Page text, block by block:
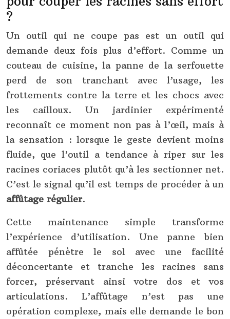
?
Un outil qui ne coupe pas est un outil qui
demande deux fois plus d’effort. Comme un
couteau de cuisine, la panne de la serfouette
perd de son tranchant avec l’usage, les
frottements contre la terre et les chocs avec
les cailloux. Un jardinier expérimenté
reconnaît ce moment non pas à l’œil, mais à
la sensation : lorsque le geste devient moins
fluide, que l’outil a tendance à riper sur les
racines coriaces plutôt qu’à les sectionner net.
C’est le signal qu’il est temps de procéder à un
affûtage régulier.
Cette maintenance simple transforme
l’expérience d’utilisation. Une panne bien
affûtée pénètre le sol avec une facilité
déconcertante et tranche les racines sans
forcer, préservant ainsi votre dos et vos
articulations. L’affûtage n’est pas une
opération complexe, mais elle demande le bon